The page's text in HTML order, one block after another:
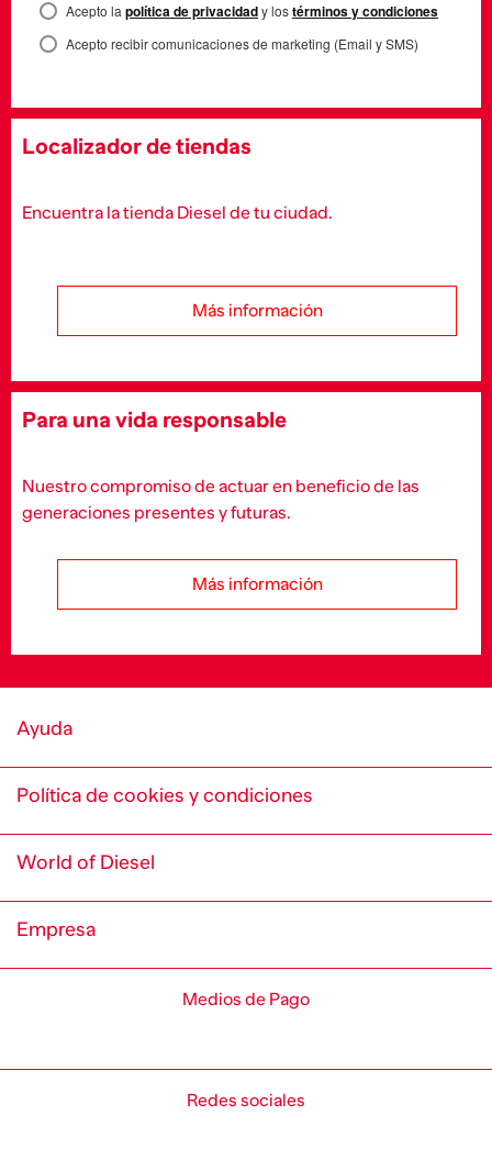
Acepto la política de privacidady lostérminos y condiciones
Acepto recibir comunicaciones de marketing (Email y SMS)
Localizador de tiendas
Encuentra la tienda Diesel de tu ciudad.
Más información
Para una vida responsable
Nuestro compromiso de actuar en beneficio de las
generaciones presentes y futuras.
Más información
Ayuda
Política de cookies y condiciones
World of Diesel
Empresa
Medios de Pago
Redes sociales